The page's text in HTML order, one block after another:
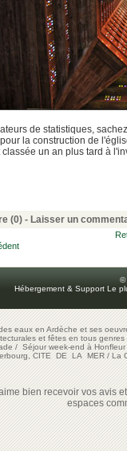
de statistiques,
la construction de
un an plus tard à
(0) - Laisser un
©
Hébergement & Support Le
eaux en Ardèche et ses
et fêtes en tous genres
/Séjour week-end à Honfleur
CITE DE LA MER/La
bien recevoir vos avis
espaces